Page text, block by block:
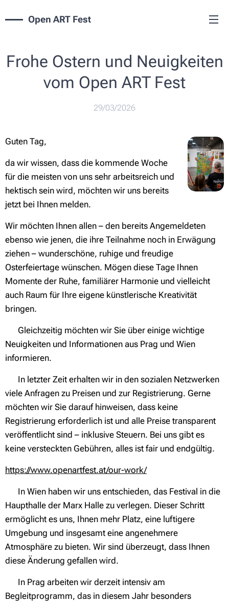
Open ART Fest
Frohe Ostern und Neuigkeiten
vom Open ART Fest
29/03/2026
Guten Tag,
da wir wissen, dass die kommende Woche
für die meisten von uns sehr arbeitsreich und
hektisch sein wird, möchten wir uns bereits
jetzt bei Ihnen melden.
Wir möchten Ihnen allen – den bereits Angemeldeten
ebenso wie jenen, die ihre Teilnahme noch in Erwägung
ziehen – wunderschöne, ruhige und freudige
Osterfeiertage wünschen. Mögen diese Tage Ihnen
Momente der Ruhe, familiärer Harmonie und vielleicht
auch Raum für Ihre eigene künstlerische Kreativität
bringen. 🙏
👉 Gleichzeitig möchten wir Sie über einige wichtige
Neuigkeiten und Informationen aus Prag und Wien
informieren.
✅ In letzter Zeit erhalten wir in den sozialen Netzwerken
viele Anfragen zu Preisen und zur Registrierung. Gerne
möchten wir Sie darauf hinweisen, dass keine
Registrierung erforderlich ist und alle Preise transparent
veröffentlicht sind – inklusive Steuern. Bei uns gibt es
keine versteckten Gebühren, alles ist fair und endgültig.
https://www.openartfest.at/our-work/
✍ In Wien haben wir uns entschieden, das Festival in die
Haupthalle der Marx Halle zu verlegen. Dieser Schritt
ermöglicht es uns, Ihnen mehr Platz, eine luftigere
Umgebung und insgesamt eine angenehmere
Atmosphäre zu bieten. Wir sind überzeugt, dass Ihnen
diese Änderung gefallen wird.
✍ In Prag arbeiten wir derzeit intensiv am
Begleitprogramm, das in diesem Jahr besonders